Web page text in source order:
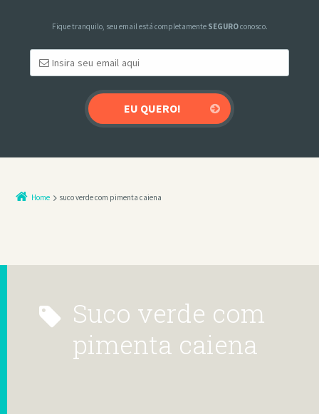
Fique tranquilo, seu email está completamente SEGUROconosco.
Home suco verde com pimenta caiena
suco verde com
pimenta caiena